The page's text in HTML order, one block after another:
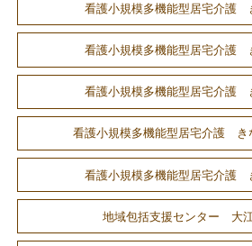
看護小規模多機能型居宅介護
看護小規模多機能型居宅介護
看護小規模多機能型居宅介護
看護小規模多機能型居宅介護 き
看護小規模多機能型居宅介護
地域包括支援センター 大